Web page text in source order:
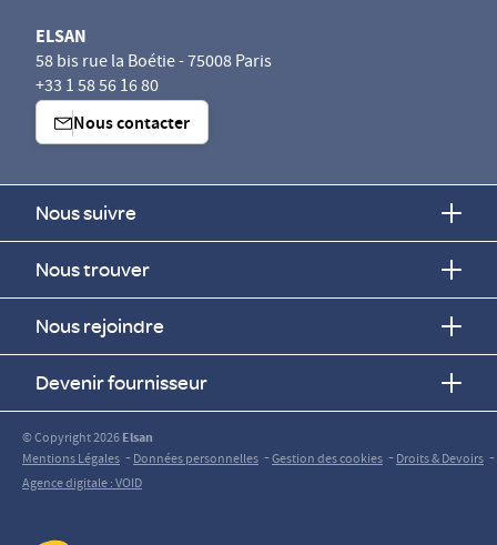
ELSAN
58 bis rue la Boétie - 75008 Paris
+33 1 58 56 16 80
Nous contacter
Nous suivre
Nous trouver
Nous rejoindre
Devenir fournisseur
© Copyright 2026Elsan
Mentions Légales -Données personnelles -Gestion des cookies -Droits & Devoirs -
Agence digitale : VOID